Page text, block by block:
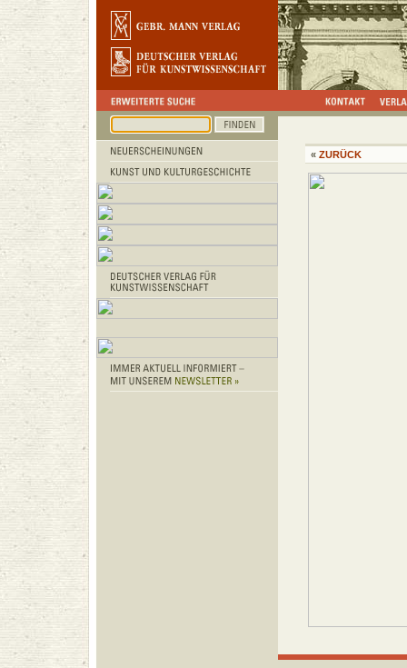
« ZURÜCK